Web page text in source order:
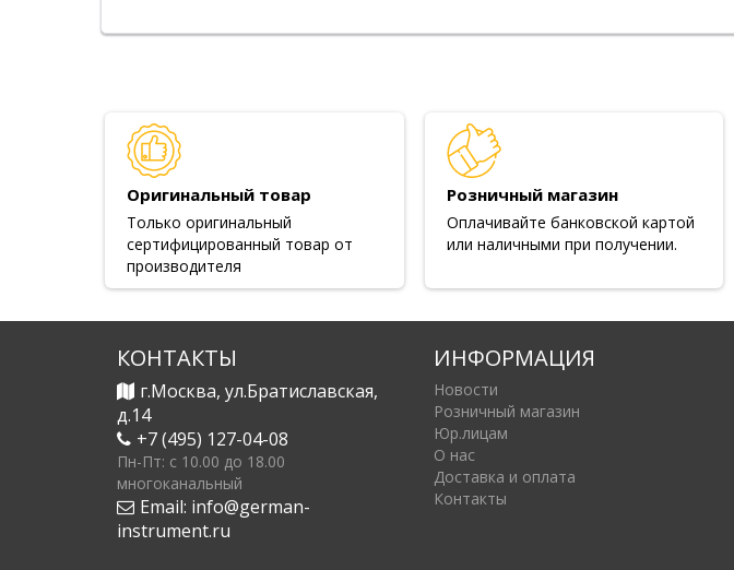
Оригинальный товар
Только оригинальный
сертифицированный товар от
производителя
Розничный магазин
Оплачивайте банковской картой
или наличными при получении.
КОНТАКТЫ
г.Москва, ул.Братиславская,
д.14
+7 (495) 127-04-08
Пн-Пт: c 10.00 до 18.00
многоканальный
Email: info@german-
instrument.ru
ИНФОРМАЦИЯ
Новости
Розничный магазин
Юр.лицам
О нас
Доставка и оплата
Контакты